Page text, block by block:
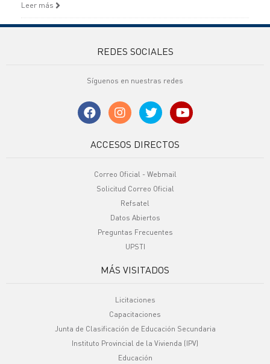
Leer más
REDES SOCIALES
Síguenos en nuestras redes
ACCESOS DIRECTOS
Correo Oficial - Webmail
Solicitud Correo Oficial
Refsatel
Datos Abiertos
Preguntas Frecuentes
UPSTI
MÁS VISITADOS
Licitaciones
Capacitaciones
Junta de Clasificación de Educación Secundaria
Instituto Provincial de la Vivienda (IPV)
Educación